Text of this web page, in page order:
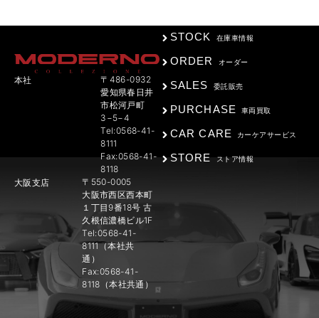
本社
〒486-0932
愛知県春日井
市松河戸町
3−5−4
Tel:0568-41-
8111
Fax:0568-41-
8118
大阪支店
〒550-0005
大阪市西区西本町
１丁目9番18号 古
久根信濃橋ビル1F
Tel:0568-41-
8111（本社共
通）
Fax:0568-41-
8118（本社共通）
STOCK 在庫車情報
ORDER オーダー
SALES 委託販売
PURCHASE 車両買取
CAR CARE カーケアサービス
STORE ストア情報